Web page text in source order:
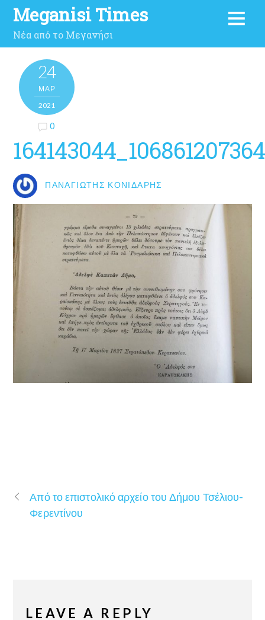
Meganisi Times
Νέα από το Μεγανήσι
24
ΜΑΡ
2021
0
ΠΑΝΑΓΙΏΤΗΣ ΚΟΝΙΔΆΡΗΣ
Από το επιστολικό αρχείο του Δήμου Τσέλιου-
Φερεντίνου
LEAVE A REPLY